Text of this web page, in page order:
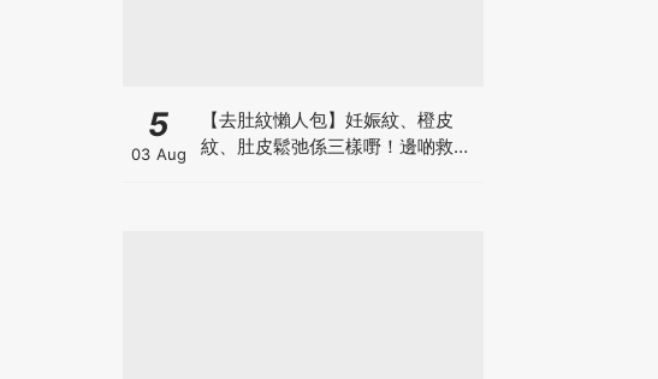
5
03 Aug
【去肚紋懶人包】妊娠紋、橙皮
紋、肚皮鬆弛係三樣嘢！邊啲救得